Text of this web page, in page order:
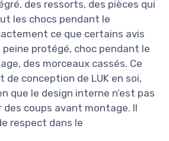
des ressorts, des pièces qui
les chocs pendant le
ce que certains avis
protégé, choc pendant le
des morceaux cassés. Ce
de conception de LUK en soi,
que le design interne n’est pas
coups avant montage. Il
respect dans le